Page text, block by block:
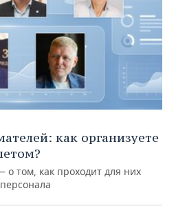
как организуете
том, как проходит для них